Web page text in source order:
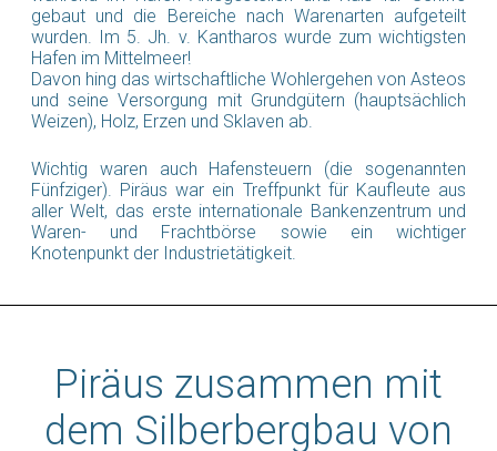
gebaut und die Bereiche nach Warenarten aufgeteilt
wurden. Im 5. Jh. v. Kantharos wurde zum wichtigsten
Hafen im Mittelmeer!
Davon hing das wirtschaftliche Wohlergehen von Asteos
und seine Versorgung mit Grundgütern (hauptsächlich
Weizen), Holz, Erzen und Sklaven ab.
Wichtig waren auch Hafensteuern (die sogenannten
Fünfziger). Piräus war ein Treffpunkt für Kaufleute aus
aller Welt, das erste internationale Bankenzentrum und
Waren- und Frachtbörse sowie ein wichtiger
Knotenpunkt der Industrietätigkeit.
Piräus zusammen mit
dem Silberbergbau von